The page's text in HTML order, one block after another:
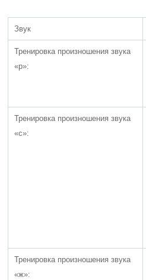
Звук
Тренировка произношения звука
«р»:
Тренировка произношения звука
«с»:
Тренировка произношения звука
«ж»: